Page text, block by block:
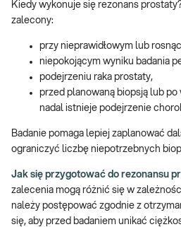
Kiedy wykonuje się rezonans
zalecony:
przy nieprawidłowym lub
niepokojącym wyniku badania
podejrzeniu raka prostaty,
przed planowaną biopsją lub
nadal istnieje podejrzenie
Badanie pomaga lepiej zaplanować
ograniczyć liczbę niepotrzebnych
Jak się przygotować do rezonansu
zalecenia mogą różnić się w
należy postępować zgodnie z
się, aby przed badaniem unikać